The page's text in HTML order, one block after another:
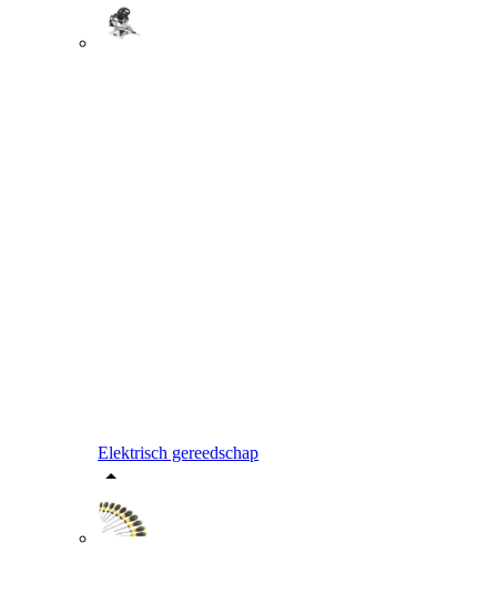
Elektrisch gereedschap